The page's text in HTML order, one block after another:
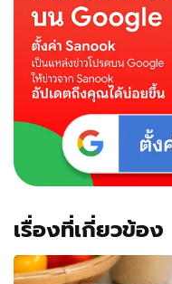
คืนชีพ
ครั้ง
เรื่องที่เกี่ยวข้อง